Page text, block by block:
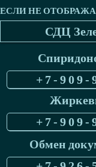
СДЦ
+7-909-
+7-909-
Обмен